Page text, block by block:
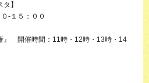
】
-１５：００
』 開催時間：11時・12時・13時・14